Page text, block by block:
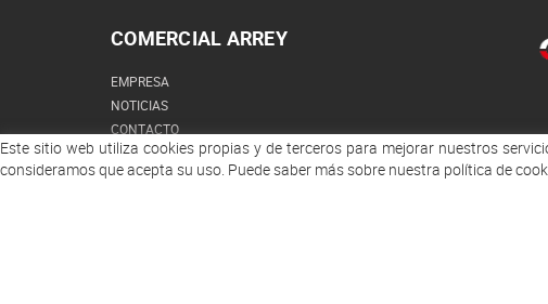
COMERCIAL ARREY
EMPRESA
NOTICIAS
CONTACTO
CONDICIONES DE VENTA
DESCUENTOS
Este sitio web utiliza cookies propias y de terceros para mejorar nuestros
consideramos que acepta su uso. Puede saber más sobre nuestra política de